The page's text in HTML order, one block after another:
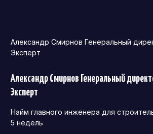
Александр Смирнов Генеральный
Эксперт
Александр Смирнов Генеральный директор СтройГрупп
Эксперт
Найм главного инженера для
5 недель